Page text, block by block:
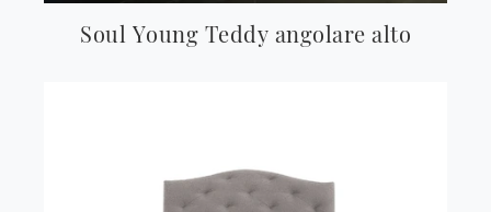
Soul Young Teddy angolare alto